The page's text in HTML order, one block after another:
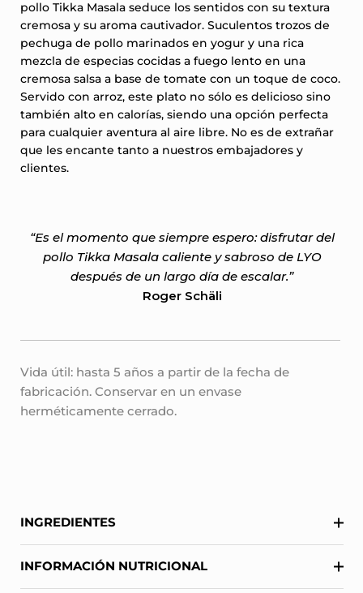
pollo Tikka Masala seduce los sentidos con su textura
cremosa y su aroma cautivador. Suculentos trozos de
pechuga de pollo marinados en yogur y una rica
mezcla de especias cocidas a fuego lento en una
cremosa salsa a base de tomate con un toque de coco.
Servido con arroz, este plato no sólo es delicioso sino
también alto en calorías, siendo una opción perfecta
para cualquier aventura al aire libre. No es de extrañar
que les encante tanto a nuestros embajadores y
clientes.
“Es el momento que siempre espero: disfrutar del
pollo Tikka Masala caliente y sabroso de LYO
después de un largo día de escalar.”
Roger Schäli
Vida útil: hasta 5 años a partir de la fecha de
fabricación. Conservar en un envase
herméticamente cerrado.
INGREDIENTES
INFORMACIÓN NUTRICIONAL